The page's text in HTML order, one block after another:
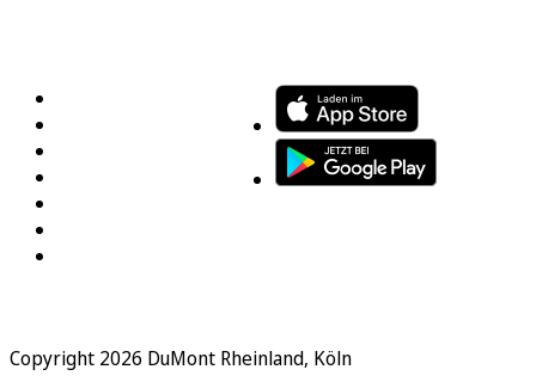
Copyright 2026 DuMont Rheinland, Köln